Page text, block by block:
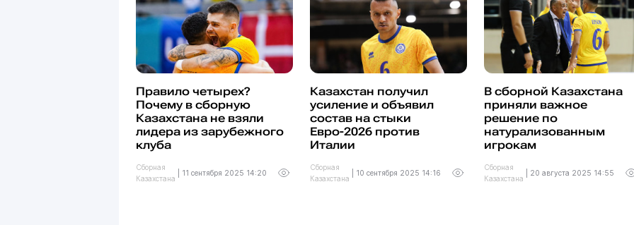
Правило четырех?
Почему в сборную
Казахстана не взяли
лидера из зарубежного
клуба
Сборная
Казахстана
11 сентября 2025 14:20
Казахстан получил
усиление и объявил
состав на стыки
Евро-2026 против
Италии
Сборная
Казахстана
10 сентября 2025 14:16
В сборной Казахстана
приняли важное
решение по
натурализованным
игрокам
Сборная
Казахстана
20 августа 2025 14:55